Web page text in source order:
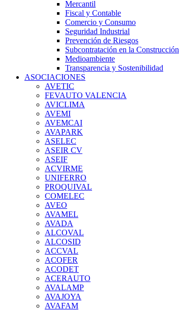
Mercantil
Fiscal y Contable
Comercio y Consumo
Seguridad Industrial
Prevención de Riesgos
Subcontratación en la Construcción
Medioambiente
Transparencia y Sostenibilidad
ASOCIACIONES
AVETIC
FEVAUTO VALENCIA
AVICLIMA
AVEMI
AVEMCAI
AVAPARK
ASELEC
ASEIR CV
ASEIF
ACVIRME
UNIFERRO
PROQUIVAL
COMELEC
AVEO
AVAMEL
AVADA
ALCOVAL
ALCOSID
ACCVAL
ACOFER
ACODET
ACERAUTO
AVALAMP
AVAJOYA
AVAFAM